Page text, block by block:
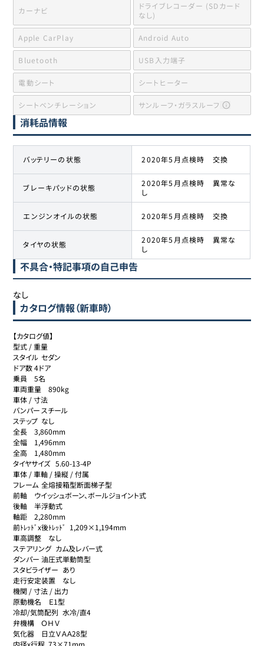
カーナビ
ドライブレコーダー (SDカード
なし)
Apple CarPlay Android Auto
Bluetooth USB入力端子
電動シート シートヒーター
シートベンチレーション サンルーフ・ガラスルーフ
消耗品情報
バッテリーの状態 2020年5月点検時 交換
ブレーキパッドの状態
2020年5月点検時 異常な
し
エンジンオイルの状態 2020年5月点検時 交換
タイヤの状態
2020年5月点検時 異常な
し
不具合・特記事項の自己申告
なし
カタログ情報（新車時）
【カタログ値】
型式 / 重量
スタイル	セダン
ドア数	4ドア
乗員	5名
車両重量	890kg
車体 / 寸法
バンパー	スチール
ステップ	なし
全長	3,860mm
全幅	1,496mm
全高	1,480mm
タイヤサイズ	5.60-13-4P
車体 / 車軸 / 操縦 / 付属
フレーム	全熔接箱型断面梯子型
前軸	ウイッシュボーン、ボールジョイント式
後軸	半浮動式
軸距	2,280mm
前ﾄﾚｯﾄﾞx後ﾄﾚｯﾄﾞ	1,209×1,194mm
車高調整	なし
ステアリング	カム及レバー式
ダンパー	油圧式単動筒型
スタビライザー	あり
走行安定装置	なし
機関 / 寸法 / 出力
原動機名	Ｅ1型
冷却/気筒配列	水冷/直4
弁機構	ＯＨＶ
気化器	日立ＶＡＡ28型
内径x行程	73×71mm